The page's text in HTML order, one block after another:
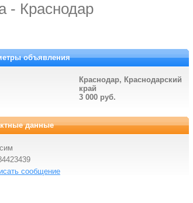
- Краснодар
объявления
Краснодар, Краснодарский
край
3 000 руб.
данные
сообщение